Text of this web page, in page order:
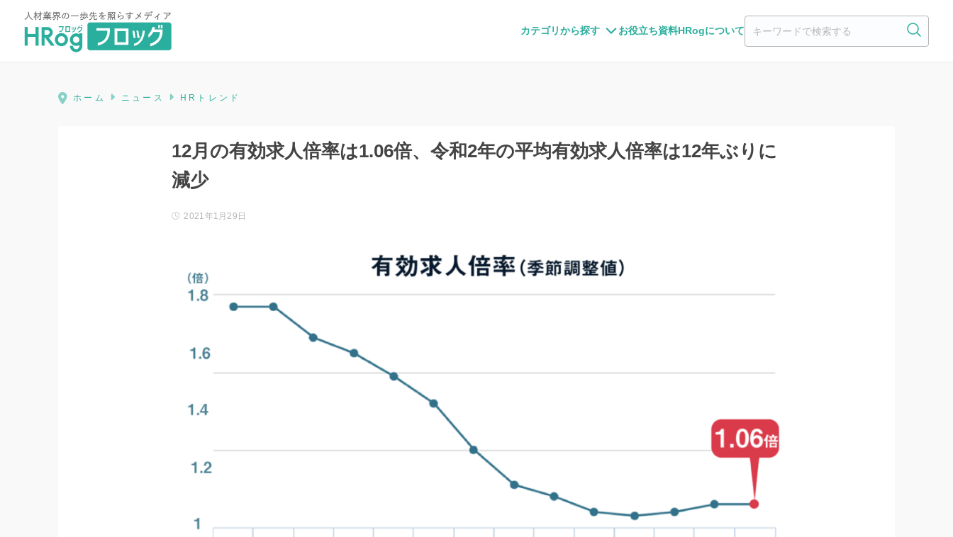
カテゴリから探す お役立ち資料HRogについて
HRog | 人材業界の一歩先を照らすメディア
ホーム ニュース HRトレンド
12月の有効求人倍率は1.06倍、令和2年の平均有効求人倍率は12年ぶりに
減少
2021年1月29日